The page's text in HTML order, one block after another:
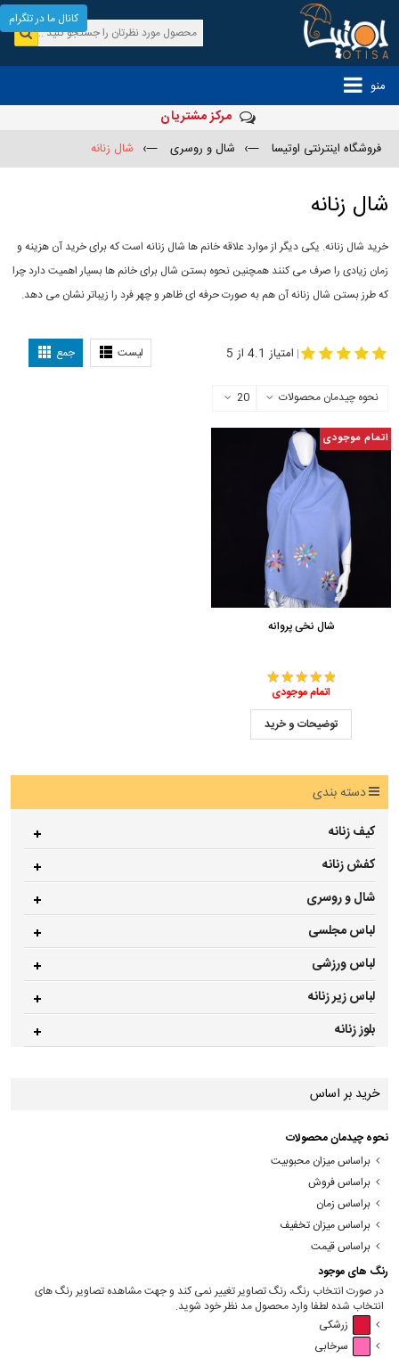
منو
مرکز مشتریان
فروشگاه اینترنتی اوتیسا —› شال و روسری —› شال زنانه
شال زنانه
خرید شال زنانه. یکی دیگر از موارد علاقه خانم ها شال زنانه است که برای خرید آن هزینه و
زمان زیادی را صرف می کنند همچنین نحوه بستن شال برای خانم ها بسیار اهمیت دارد چرا
که طرز بستن شال زنانه آن هم به صورت حرفه ای ظاهر و چهر فرد را زیباتر نشان می دهد.
لیست جمع | امتیاز 4.1 از 5
نحوه چیدمان محصولات 20
اتمام موجودی
شال نخی پروانه
اتمام موجودی
توضیحات و خرید
دسته بندی
کیف زنانه
کفش زنانه
شال و روسری
لباس مجلسی
لباس ورزشی
لباس زیر زنانه
بلوز زنانه
خرید بر اساس
نحوه چیدمان محصولات
براساس میزان محبوبیت
براساس فروش
براساس زمان
براساس میزان تخفیف
براساس قیمت
رنگ های موجود
در صورت انتخاب رنگ، رنگ تصاویر تغییر نمی کند و جهت مشاهده تصاویر رنگ های
انتخاب شده لطفا وارد محصول مد نظر خود شوید.
زرشکی
سرخابی
کانال ما در تلگرام